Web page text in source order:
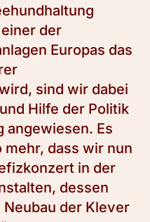
der
Europas das
sind wir dabei
Hilfe der Politik
angewiesen. Es
dass wir nun
in der
dessen
Neubau der Klever